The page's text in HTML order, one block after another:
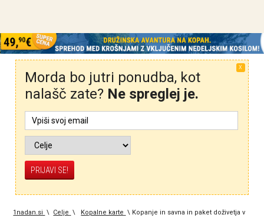
X
Morda bo jutri ponudba, kot
nalašč zate? Ne spreglej je.
1nadan.si \ Celje \ Kopalne karte \ Kopanje in savna in paket doživetja v